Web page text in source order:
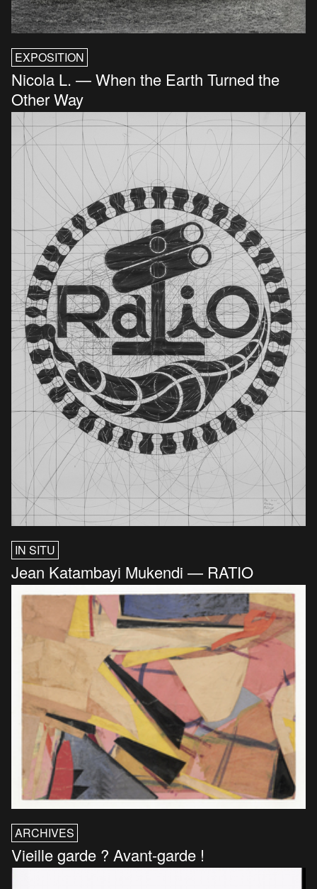
EXPOSITION
Nicola L. — When the Earth Turned the
Other Way
IN SITU
Jean Katambayi Mukendi — RATIO
ARCHIVES
Vieille garde ? Avant-garde !